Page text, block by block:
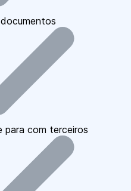
para com terceiros